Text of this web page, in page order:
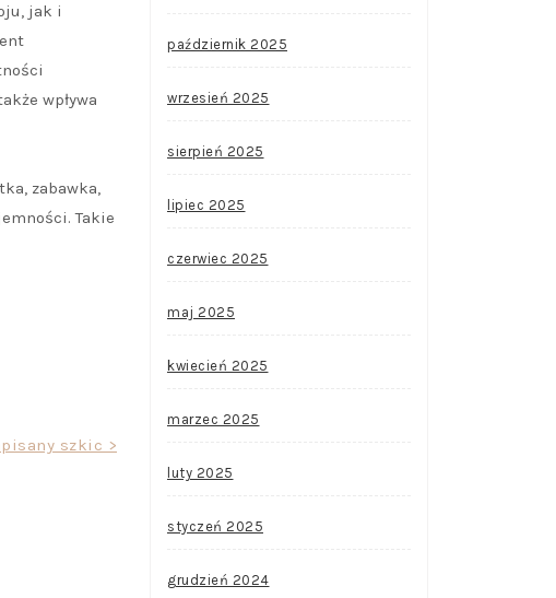
jak i
wpływa
zabawka,
Takie
szkic >
październik 2025
wrzesień 2025
sierpień 2025
lipiec 2025
czerwiec 2025
maj 2025
kwiecień 2025
marzec 2025
luty 2025
styczeń 2025
grudzień 2024